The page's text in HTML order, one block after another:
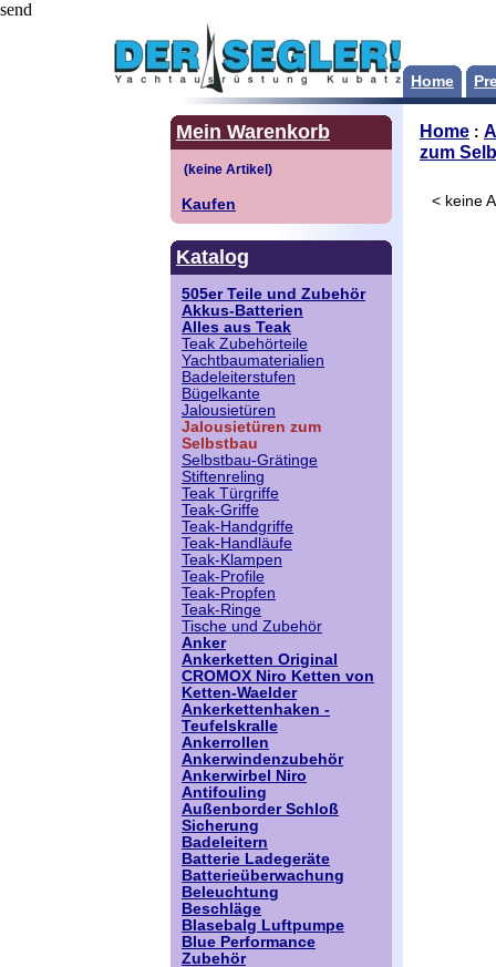
send
Home
Mein Warenkorb
Kaufen
Katalog
505er Teile und Zubehör
Akkus-Batterien
Alles aus Teak
Teak Zubehörteile
Yachtbaumaterialien
Badeleiterstufen
Bügelkante
Jalousietüren
Jalousietüren zum
Selbstbau
Selbstbau-Grätinge
Stiftenreling
Teak Türgriffe
Teak-Griffe
Teak-Handgriffe
Teak-Handläufe
Teak-Klampen
Teak-Profile
Teak-Propfen
Teak-Ringe
Tische und Zubehör
Anker
Ankerketten Original
CROMOX Niro Ketten von
Ketten-Waelder
Ankerkettenhaken -
Teufelskralle
Ankerrollen
Ankerwindenzubehör
Ankerwirbel Niro
Antifouling
Außenborder Schloß
Sicherung
Badeleitern
Batterie Ladegeräte
Batterieüberwachung
Beleuchtung
Beschläge
Blasebalg Luftpumpe
Blue Performance
Zubehör
Home :
zum
< keine